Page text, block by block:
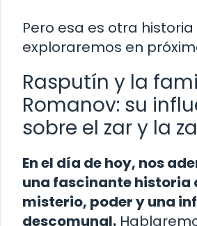
Pero esa es otra
exploraremos en
Rasputín y la
Romanov: su
sobre el zar y la
En el día de hoy, nos
una fascinante historia
misterio, poder y una
descomunal.